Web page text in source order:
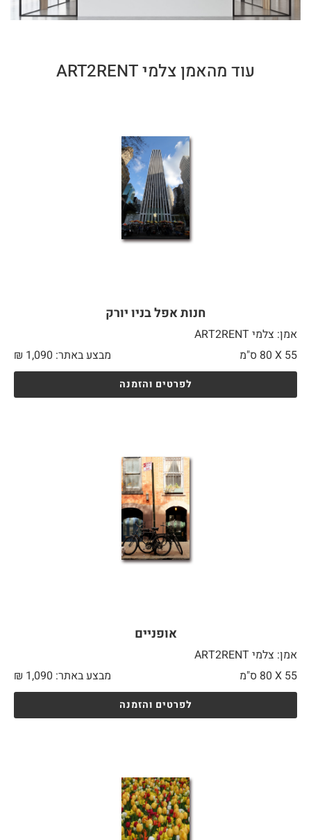
עוד מהאמן צלמי ART2RENT
חנות אפל בניו יורק
אמן: צלמי ART2RENT
55 X
מבצע באתר: ₪ 1,090
לפרטים והזמנה
אופניים
אמן: צלמי ART2RENT
55 X
מבצע באתר: ₪ 1,090
לפרטים והזמנה